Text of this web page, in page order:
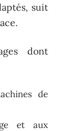
suit
dont
de
et aux